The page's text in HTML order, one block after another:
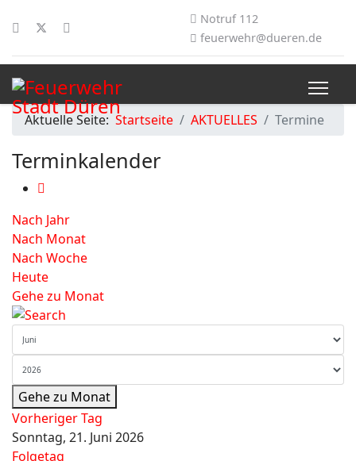
Notruf 112
feuerwehr@dueren.de
Aktuelle Seite: Startseite AKTUELLES Termine
Terminkalender
Nach Jahr
Nach Monat
Nach Woche
Heute
Gehe zu Monat
Gehe zu Monat
Vorheriger Tag
Sonntag, 21. Juni 2026
Folgetag